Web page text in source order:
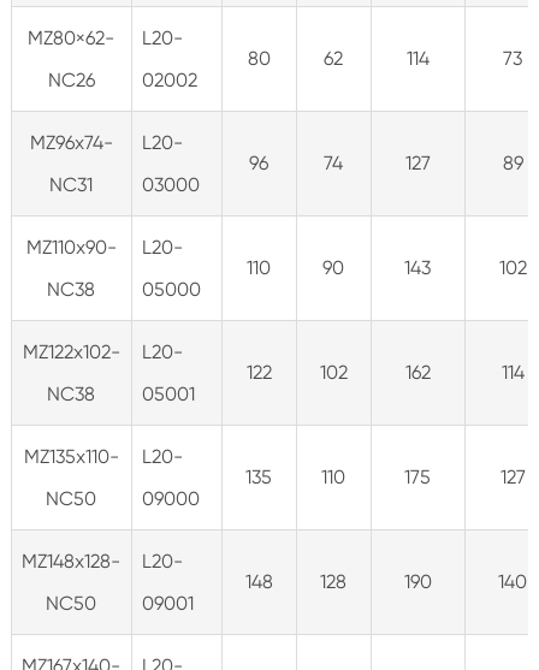
MZ80×62-
NC26
L20-
02002
80 62 114 73
MZ96x74-
NC31
L20-
03000
96 74 127 89
MZ110x90-
NC38
L20-
05000
110 90 143 102
MZ122x102-
NC38
L20-
05001
122 102 162 114
MZ135x110-
NC50
L20-
09000
135 110 175 127
MZ148x128-
NC50
L20-
09001
148 128 190 140
MZ167x140- L20-